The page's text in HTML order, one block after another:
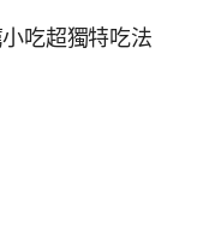
吃超獨特吃法